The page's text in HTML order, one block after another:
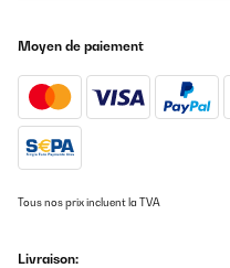
Moyen de paiement
Tous nos prix incluent la TVA
Livraison: